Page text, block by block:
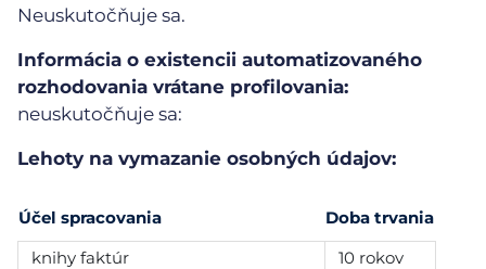
Neuskutočňuje sa.
Informácia o existencii automatizovaného
rozhodovania vrátane profilovania:
neuskutočňuje sa:
Lehoty na vymazanie osobných údajov:
Účel spracovania
Doba trvania
knihy faktúr
10 rokov